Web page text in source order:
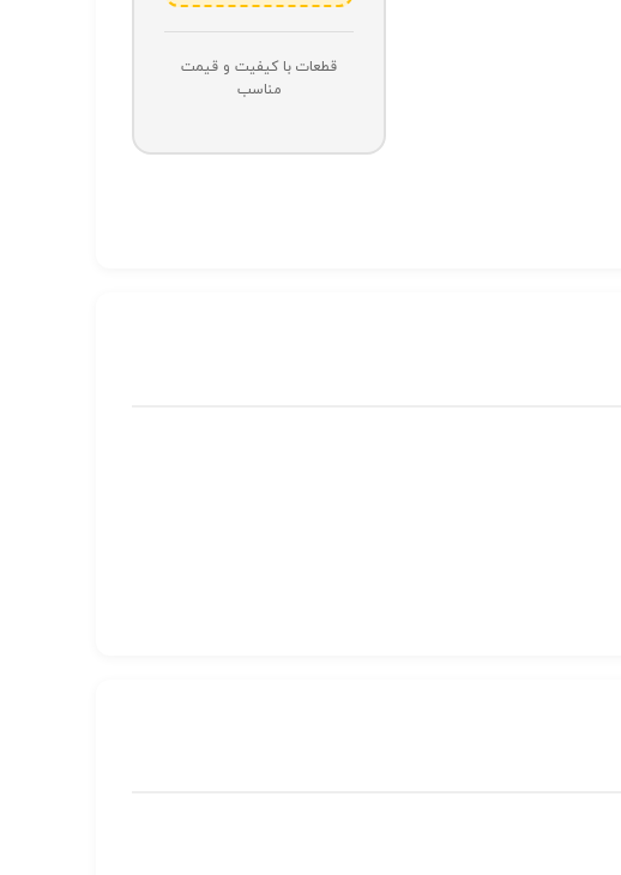
قطعات با کیفیت و قیمت
مناسب